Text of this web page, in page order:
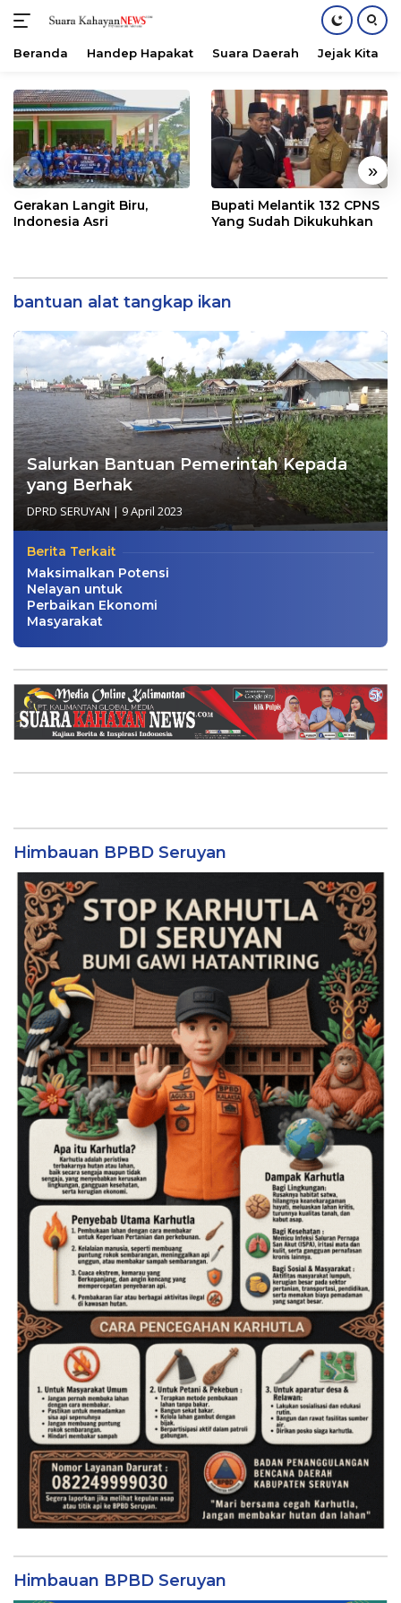
konten
Beranda Handep Hapakat Suara Daerah Jejak Kita
« »
Gerakan Langit Biru,
Indonesia Asri
Bupati Melantik 132 CPNS
Yang Sudah Dikukuhkan
bantuan alat tangkap ikan
Salurkan Bantuan Pemerintah Kepada
yang Berhak
DPRD SERUYAN | 9 April 2023
Berita Terkait
Maksimalkan Potensi
Nelayan untuk
Perbaikan Ekonomi
Masyarakat
Himbauan BPBD Seruyan
Himbauan BPBD Seruyan